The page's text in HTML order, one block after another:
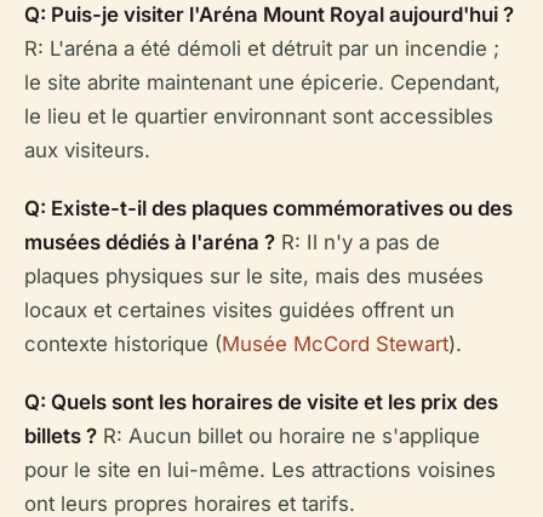
Q: Puis-je visiter l'Aréna Mount Royal aujourd'hui ?
R: L'aréna a été démoli et détruit par un incendie ;
le site abrite maintenant une épicerie. Cependant,
le lieu et le quartier environnant sont accessibles
aux visiteurs.
Q: Existe-t-il des plaques commémoratives ou des
musées dédiés à l'aréna ? R: Il n'y a pas de
plaques physiques sur le site, mais des musées
locaux et certaines visites guidées offrent un
contexte historique (Musée McCord Stewart).
Q: Quels sont les horaires de visite et les prix des
billets ? R: Aucun billet ou horaire ne s'applique
pour le site en lui-même. Les attractions voisines
ont leurs propres horaires et tarifs.